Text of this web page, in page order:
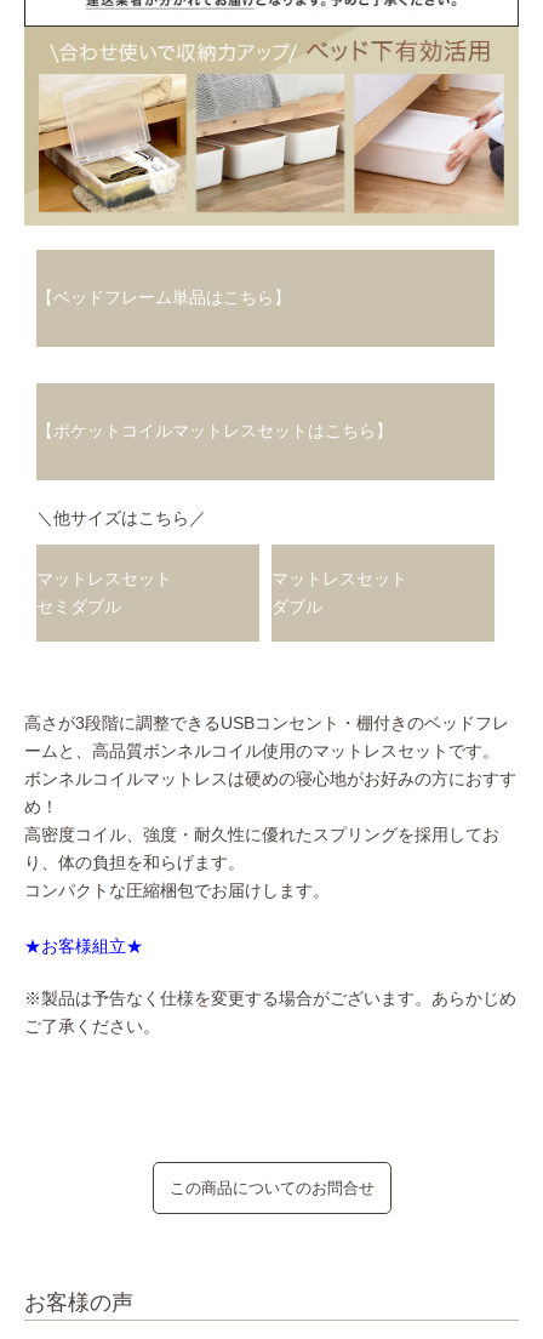
【ベッドフレーム単品はこちら】
【ポケットコイルマットレスセットはこちら】
＼他サイズはこちら／
マットレスセット
セミダブル
マットレスセット
ダブル
高さが3段階に調整できるUSBコンセント・棚付きのベッドフレ
ームと、高品質ボンネルコイル使用のマットレスセットです。
ボンネルコイルマットレスは硬めの寝心地がお好みの方におすす
め！
高密度コイル、強度・耐久性に優れたスプリングを採用してお
り、体の負担を和らげます。
コンパクトな圧縮梱包でお届けします。
★お客様組立★
※製品は予告なく仕様を変更する場合がございます。あらかじめ
ご了承ください。
この商品についてのお問合せ
お客様の声